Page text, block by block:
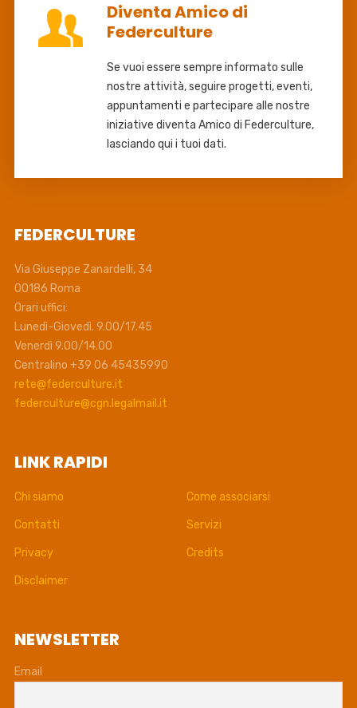
Diventa Amico di
Federculture
Se vuoi essere sempre informato sulle
nostre attività, seguire progetti, eventi,
appuntamenti e partecipare alle nostre
iniziative diventa Amico di Federculture,
lasciando qui i tuoi dati.
FEDERCULTURE
Via Giuseppe Zanardelli, 34
00186 Roma
Orari uffici:
Lunedì-Giovedì. 9.00/17.45
Venerdì 9.00/14.00
Centralino +39 06 45435990
rete@federculture.it
federculture@cgn.legalmail.it
LINK RAPIDI
Chi siamo Come associarsi
Contatti Servizi
Privacy Credits
Disclaimer
NEWSLETTER
Email